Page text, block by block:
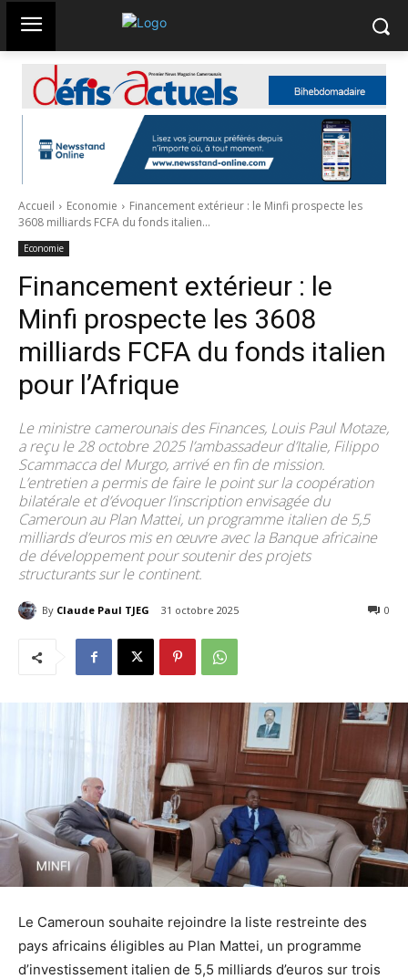
Accueil Economie
Financement extérieur : le Minfi prospecte les
3608 milliards FCFA du fonds italien...
Economie
Financement extérieur : le
Minfi prospecte les 3608
milliards FCFA du fonds italien
pour l’Afrique
Le ministre camerounais des Finances, Louis Paul Motaze,
a reçu le 28 octobre 2025 l’ambassadeur d’Italie, Filippo
Scammacca del Murgo, arrivé en fin de mission.
L’entretien a permis de faire le point sur la coopération
bilatérale et d’évoquer l’inscription envisagée du
Cameroun au Plan Mattei, un programme italien de 5,5
milliards d’euros mis en œuvre avec la Banque africaine
de développement pour soutenir des projets
structurants sur le continent.
By Claude Paul TJEG 31 octobre 2025 0
Le Cameroun souhaite rejoindre la liste restreinte des
pays africains éligibles au Plan Mattei, un programme
d’investissement italien de 5,5 milliards d’euros sur trois